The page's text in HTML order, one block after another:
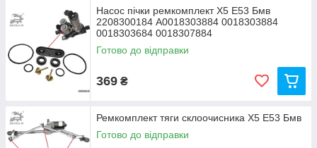
Насос пічки ремкомплект Х5 Е53 Бмв
2208300184 A0018303884 0018303884
0018303684 0018307884
Готово до відправки
369 ₴
Ремкомплект тяги склоочисника Х5 Е53 Бмв
Готово до відправки